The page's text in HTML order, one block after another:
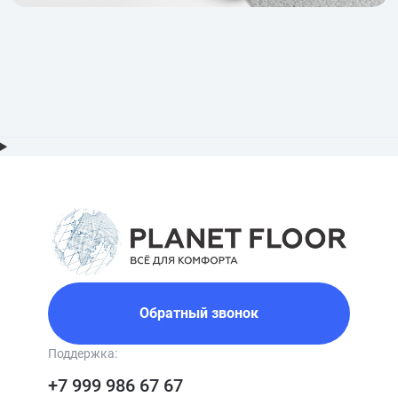
Обратный звонок
Поддержка:
+7 999 986 67 67